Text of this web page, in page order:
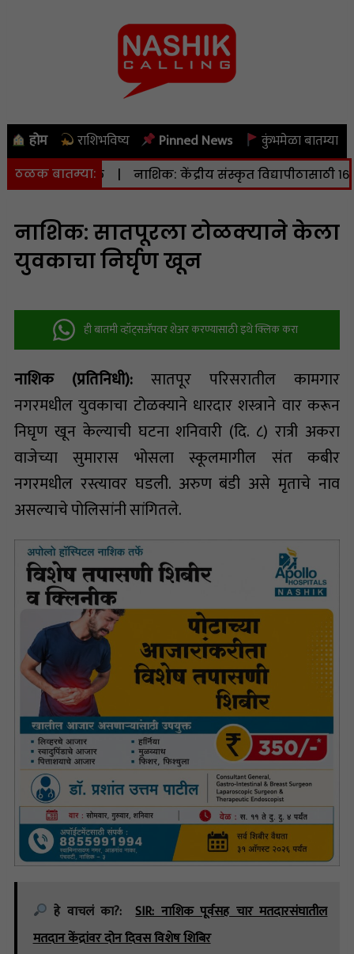
होम राशिभविष्य Pinned News कुंभमेळा बातम्या
ठळक बातम्या:
रिश्टर स्केल | नाशिक: केंद्रीय संस्कृत विद्यापीठासाठी १६.८०
नाशिक: सातपूरला टोळक्याने केला
युवकाचा निर्घृण खून
ही बातमी व्हॉट्सअ‍ॅपवर शेअर करण्यासाठी इथे क्लिक करा
नाशिक (प्रतिनिधी): सातपूर परिसरातील कामगार
नगरमधील युवकाचा टोळक्याने धारदार शस्त्राने वार करून
निघृण खून केल्याची घटना शनिवारी (दि. ८) रात्री अकरा
वाजेच्या सुमारास भोसला स्कूलमागील संत कबीर
नगरमधील रस्त्यावर घडली. अरुण बंडी असे मृताचे नाव
असल्याचे पोलिसांनी सांगितले.
हे वाचलं का?:
SIR: नाशिक पूर्वसह चार मतदारसंघातील
मतदान केंद्रांवर दोन दिवस विशेष शिबिर